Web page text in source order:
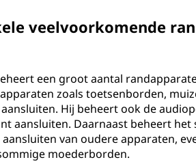
veelvoorkomende
een groot aantal
zoals toetsenborden,
Hij beheert ook de
aansluiten. Daarnaast beheert
van oudere apparaten,
moederborden.